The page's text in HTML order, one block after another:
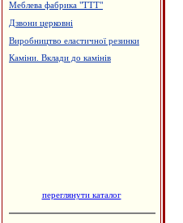
Меблева фабрика "ТТТ"
Дзвони церковні
Виробництво еластичної резинки
Каміни. Вклади до камінів
переглянути каталог